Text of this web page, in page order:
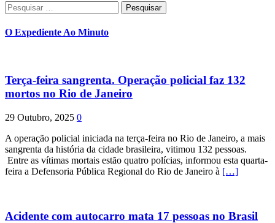
Pesquisar
por:
O Expediente Ao Minuto
Terça-feira sangrenta. Operação policial faz 132
mortos no Rio de Janeiro
29 Outubro, 2025 0
A operação policial iniciada na terça-feira no Rio de Janeiro, a mais
sangrenta da história da cidade brasileira, vitimou 132 pessoas.
Entre as vítimas mortais estão quatro polícias, informou esta quarta-
feira a Defensoria Pública Regional do Rio de Janeiro à […]
Acidente com autocarro mata 17 pessoas no Brasil